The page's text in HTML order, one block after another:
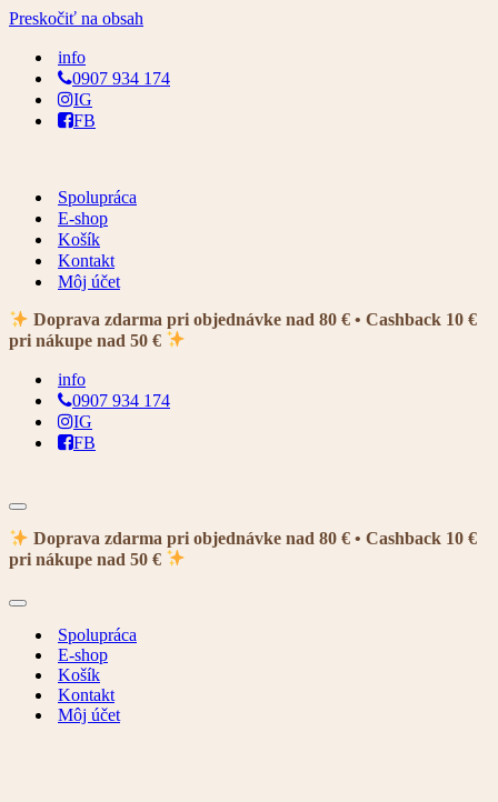
Preskočiť na obsah
info
0907 934 174
IG
FB
Spolupráca
E-shop
Košík
Kontakt
Môj účet
Doprava zdarma pri objednávke nad 80 € • Cashback 10 €
pri nákupe nad 50 €
info
0907 934 174
IG
FB
Menu
navigácie
Doprava zdarma pri objednávke nad 80 € • Cashback 10 €
pri nákupe nad 50 €
Menu
navigácieSpolupráca
E-shop
Košík
Kontakt
Môj účet